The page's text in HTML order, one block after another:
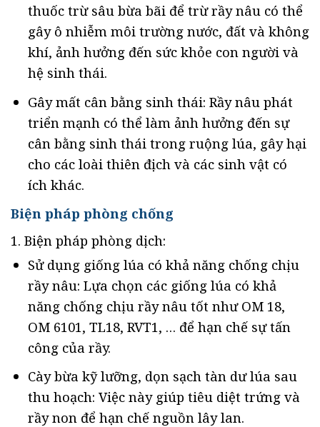
thuốc trừ sâu bừa bãi để trừ rầy nâu có thể
gây ô nhiễm môi trường nước, đất và không
khí, ảnh hưởng đến sức khỏe con người và
hệ sinh thái.
Gây mất cân bằng sinh thái: Rầy nâu phát
triển mạnh có thể làm ảnh hưởng đến sự
cân bằng sinh thái trong ruộng lúa, gây hại
cho các loài thiên địch và các sinh vật có
ích khác.
Biện pháp phòng chống
1. Biện pháp phòng dịch:
Sử dụng giống lúa có khả năng chống chịu
rầy nâu: Lựa chọn các giống lúa có khả
năng chống chịu rầy nâu tốt như OM 18,
OM 6101, TL18, RVT1, … để hạn chế sự tấn
công của rầy.
Cày bừa kỹ lưỡng, dọn sạch tàn dư lúa sau
thu hoạch: Việc này giúp tiêu diệt trứng và
rầy non để hạn chế nguồn lây lan.